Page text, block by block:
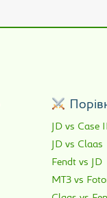
JD vs Case
JD vs Claas
Fendt vs JD
МТЗ vs